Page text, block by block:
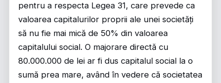
pentru a respecta Legea 31, care prevede ca
valoarea capitalurilor proprii ale unei societăți
să nu fie mai mică de 50% din valoarea
capitalului social. O majorare directă cu
80.000.000 de lei ar fi dus capitalul social la o
sumă prea mare, având în vedere că societatea